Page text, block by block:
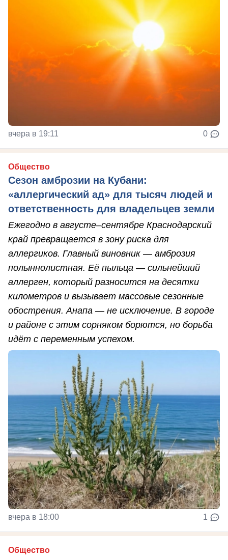
вчера в 19:11 0
Общество
Сезон амброзии на Кубани:
«аллергический ад» для тысяч людей и
ответственность для владельцев земли
Ежегодно в августе–сентябре Краснодарский
край превращается в зону риска для
аллергиков. Главный виновник — амброзия
полыннолистная. Её пыльца — сильнейший
аллерген, который разносится на десятки
километров и вызывает массовые сезонные
обострения. Анапа — не исключение. В городе
и районе с этим сорняком борются, но борьба
идёт с переменным успехом.
вчера в 18:00 1
Общество